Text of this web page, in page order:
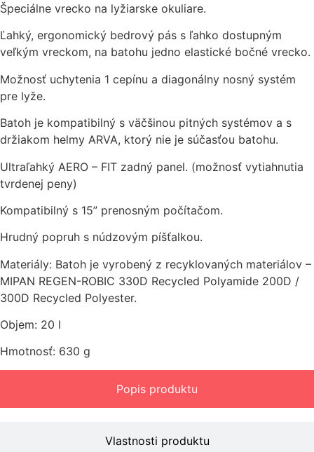
Popis produktu
Vlastnosti produktu
Špeciálne vrecko na lyžiarske okuliare.
Ľahký, ergonomický bedrový pás s ľahko dostupným
veľkým vreckom, na batohu jedno elastické bočné vrecko.
Možnosť uchytenia 1 cepínu a diagonálny nosný systém
pre lyže.
Batoh je kompatibilný s väčšinou pitných systémov a s
držiakom helmy ARVA, ktorý nie je súčasťou batohu.
Ultraľahký AERO – FIT zadný panel. (možnosť vytiahnutia
tvrdenej peny)
Kompatibilný s 15” prenosným počítačom.
Hrudný popruh s núdzovým píšťalkou.
Materiály: Batoh je vyrobený z recyklovaných materiálov –
MIPAN REGEN-ROBIC 330D Recycled Polyamide 200D /
300D Recycled Polyester.
Objem: 20 l
Hmotnosť: 630 g